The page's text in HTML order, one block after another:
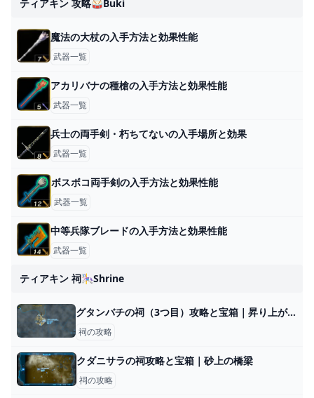
ティアキン 攻略🥁buki
魔法の大杖の入手方法と効果性能
武器一覧
アカリバナの種槍の入手方法と効果性能
武器一覧
兵士の両手剣・朽ちてないの入手場所と効果
武器一覧
ボスボコ両手剣の入手方法と効果性能
武器一覧
中等兵隊ブレードの入手方法と効果性能
武器一覧
ティアキン 祠🎠shrine
グタンバチの祠（3つ目）攻略と宝箱｜昇り上がる力
祠の攻略
クダニサラの祠攻略と宝箱｜砂上の橋梁
祠の攻略